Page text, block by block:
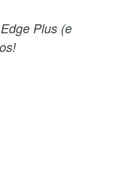
Plus (e